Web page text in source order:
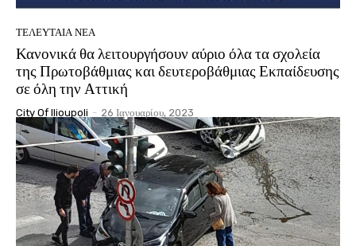
ΤΕΛΕΥΤΑΊΑ ΝΈΑ
Κανονικά θα λειτουργήσουν αύριο όλα τα σχολεία
της Πρωτοβάθμιας και δευτεροβάθμιας Εκπαίδευσης
σε όλη την Αττική
City Of Ilioupoli - 26 Ιανουαρίου, 2023